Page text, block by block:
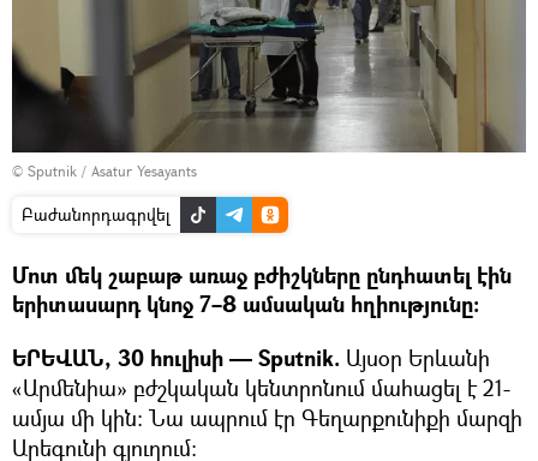
© Sputnik / Asatur Yesayants
Բաժանորդագրվել
Մոտ մեկ շաբաթ առաջ բժիշկները ընդհատել էին
երիտասարդ կնոջ 7–8 ամսական հղիությունը։
ԵՐԵՎԱՆ, 30 հուլիսի — Sputnik. Այսօր Երևանի
«Արմենիա» բժշկական կենտրոնում մահացել է 21-
ամյա մի կին։ Նա ապրում էր Գեղարքունիքի մարզի
Արեգունի գյուղում։